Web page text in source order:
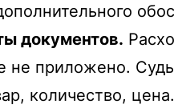
документов.
не приложено.
количество,